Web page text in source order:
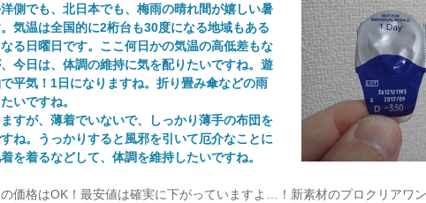
側でも、北日本でも、梅雨の晴れ間が嬉しい暑
気温は全国的に2桁台も30度になる地域もある
る日曜日です。ここ何日かの気温の高低差もな
今日は、体調の維持に気を配りたいですね。遊
平気！1日になりますね。折り畳み傘などの雨
いですね。
すが、薄着でいないで、しっかり薄手の布団を
ね。うっかりすると風邪を引いて厄介なことに
を着るなどして、体調を維持したいですね。
価格はOK！最安値は確実に下がっていますよ…！新素材のプロクリアワ